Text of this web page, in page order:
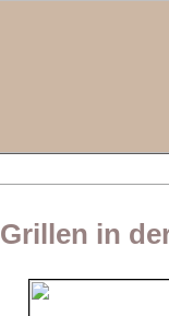
Grillen in